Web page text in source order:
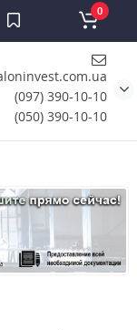
(097) 390-10-10
(050) 390-10-10
0